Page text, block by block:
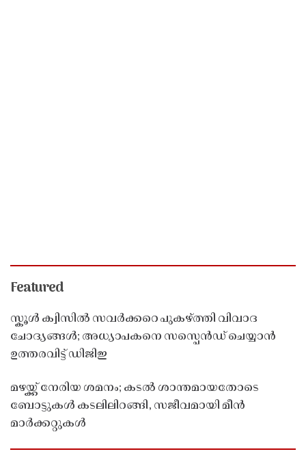
Featured
സ്കൂൾ ക്വിസിൽ സവർക്കറെ പുകഴ്ത്തി വിവാദ
ചോദ്യങ്ങൾ; അധ്യാപകനെ സസ്പെൻഡ് ചെയ്യാൻ
ഉത്തരവിട്ട് ഡിജിഇ
മഴയ്ക്ക് നേരിയ ശമനം; കടൽ ശാന്തമായതോടെ
ബോട്ടുകൾ കടലിലിറങ്ങി, സജീവമായി മീൻ
മാർക്കറ്റുകൾ